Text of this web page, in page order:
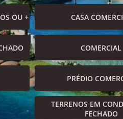
OU + CASA
COMERCIAL
PRÉDIO
TERRENOS EM
FECHADO